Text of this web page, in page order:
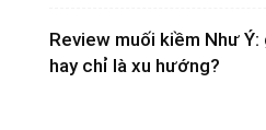
Review muối kiềm Như
hay chỉ là xu hướng?